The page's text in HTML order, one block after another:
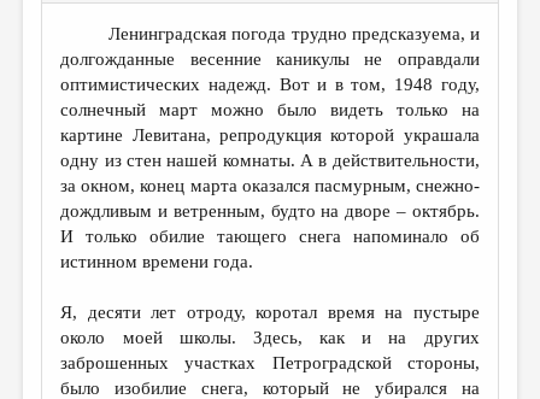
ПРАВИЛА САЙТА
ОТДЕЛЫ И РУБРИКИ
ИЗБРАННОЕ
ДАЙДЖЕСТ
ПРОИЗВЕДЕНИЯ
ПЕРЕВОДЫ
КОНКУРСЫ
ДЕТСКАЯ КОМНАТА
Ленинградская погода трудно предсказуема, и
долгожданные весенние каникулы не оправдали
оптимистических надежд. Вот и в том, 1948 году,
солнечный март можно было видеть только на
картине Левитана, репродукция которой украшала
одну из стен нашей комнаты. А в действительности,
за окном, конец марта оказался пасмурным, снежно-
дождливым и ветренным, будто на дворе – октябрь.
И только обилие тающего снега напоминало об
истинном времени года.
Я, десяти лет отроду, коротал время на пустыре
около моей школы. Здесь, как и на других
заброшенных участках Петроградской стороны,
было изобилие снега, который не убирался на